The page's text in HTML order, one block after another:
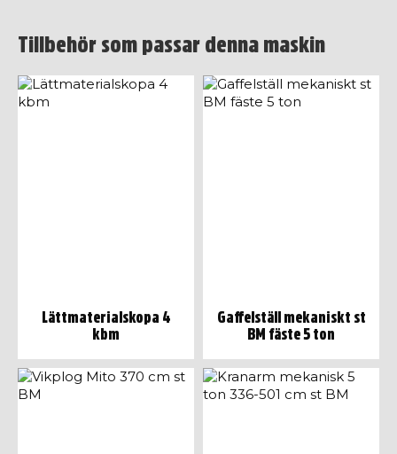
Tillbehör som passar denna maskin
Lättmaterialskopa 4
kbm
Gaffelställ mekaniskt st
BM fäste 5 ton